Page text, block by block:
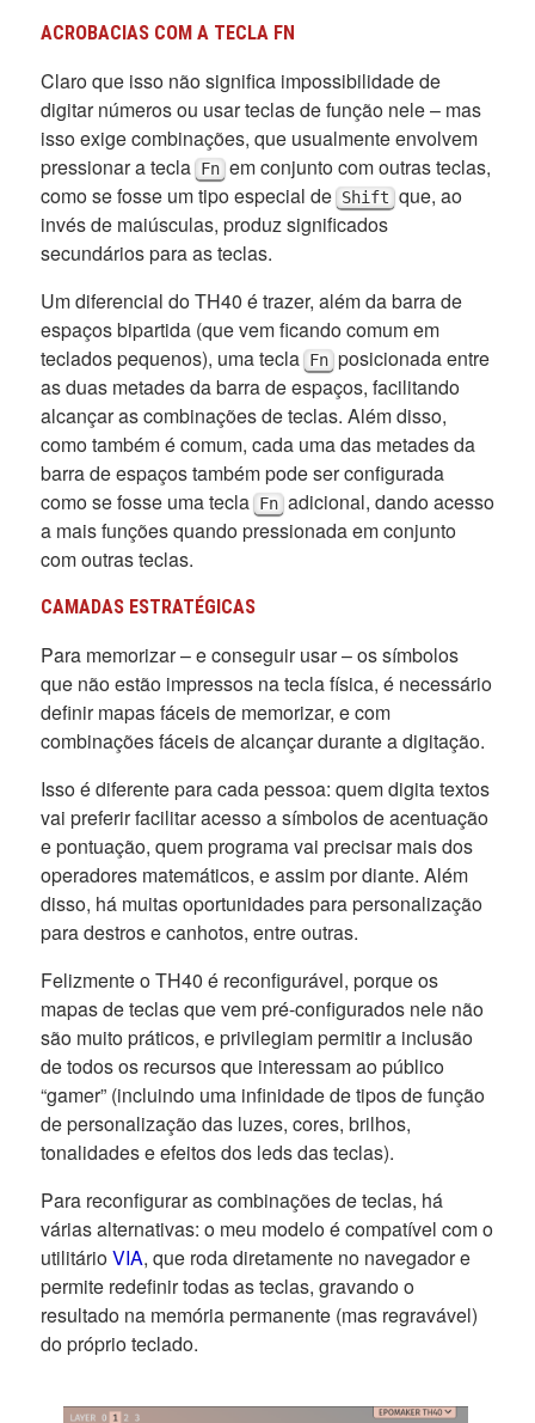
ACROBACIAS COM A TECLA FN
Claro que isso não significa impossibilidade de
digitar números ou usar teclas de função nele – mas
isso exige combinações, que usualmente envolvem
pressionar a tecla Fn em conjunto com outras teclas,
como se fosse um tipo especial de Shift que, ao
invés de maiúsculas, produz significados
secundários para as teclas.
Um diferencial do TH40 é trazer, além da barra de
espaços bipartida (que vem ficando comum em
teclados pequenos), uma tecla Fn posicionada entre
as duas metades da barra de espaços, facilitando
alcançar as combinações de teclas. Além disso,
como também é comum, cada uma das metades da
barra de espaços também pode ser configurada
como se fosse uma tecla Fn adicional, dando acesso
a mais funções quando pressionada em conjunto
com outras teclas.
CAMADAS ESTRATÉGICAS
Para memorizar – e conseguir usar – os símbolos
que não estão impressos na tecla física, é necessário
definir mapas fáceis de memorizar, e com
combinações fáceis de alcançar durante a digitação.
Isso é diferente para cada pessoa: quem digita textos
vai preferir facilitar acesso a símbolos de acentuação
e pontuação, quem programa vai precisar mais dos
operadores matemáticos, e assim por diante. Além
disso, há muitas oportunidades para personalização
para destros e canhotos, entre outras.
Felizmente o TH40 é reconfigurável, porque os
mapas de teclas que vem pré-configurados nele não
são muito práticos, e privilegiam permitir a inclusão
de todos os recursos que interessam ao público
“gamer” (incluindo uma infinidade de tipos de função
de personalização das luzes, cores, brilhos,
tonalidades e efeitos dos leds das teclas).
Para reconfigurar as combinações de teclas, há
várias alternativas: o meu modelo é compatível com o
utilitárioVIA, que roda diretamente no navegador e
permite redefinir todas as teclas, gravando o
resultado na memória permanente (mas regravável)
do próprio teclado.